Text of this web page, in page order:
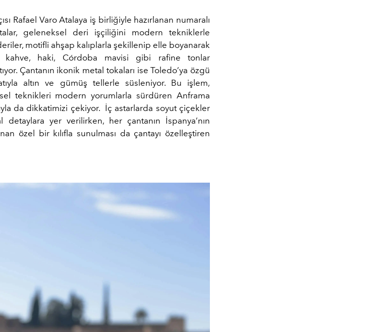
Rafael Varo Atalaya iş birliğiyle hazırlanan numaralı
geleneksel deri işçiliğini modern tekniklerle
motifli ahşap kalıplarla şekillenip elle boyanarak
kahve, haki, Córdoba mavisi gibi rafine tonlar
Çantanın ikonik metal tokaları ise Toledo’ya özgü
altın ve gümüş tellerle süsleniyor. Bu işlem,
teknikleri modern yorumlarla sürdüren Anframa
da dikkatimizi çekiyor. İç astarlarda soyut çiçekler
yer verilirken, her çantanın İspanya’nın
özel bir kılıfla sunulması da çantayı özelleştiren